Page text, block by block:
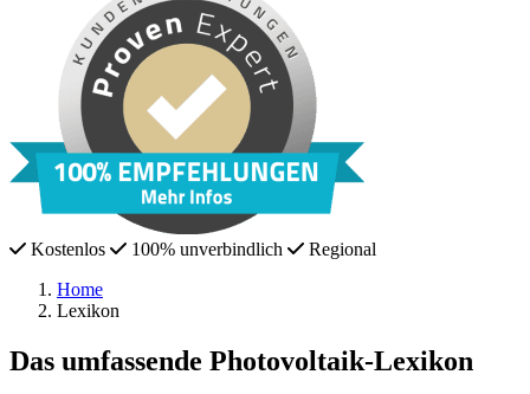
Kostenlos 100% unverbindlich
Regional
Home
Lexikon
Das umfassende Photovoltaik-Lexikon